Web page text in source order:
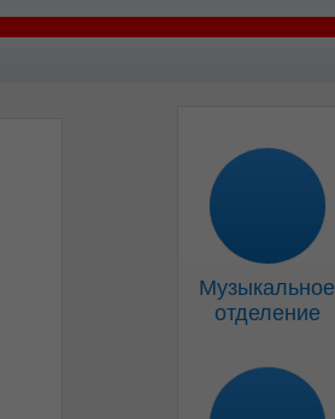
Музыкальное
отделение